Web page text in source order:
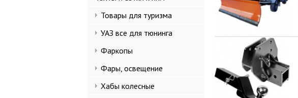
Товары для туризма
УАЗ все для тюнинга
Фаркопы
Фары, освещение
Хабы колесные